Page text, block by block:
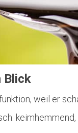
Blick
weil er